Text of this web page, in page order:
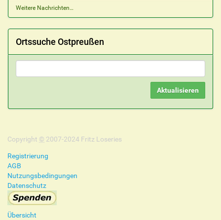
Weitere Nachrichten…
Ortssuche Ostpreußen
Copyright © 2007-2024 Fritz Loseries
Registrierung
AGB
Nutzungsbedingungen
Datenschutz
Übersicht